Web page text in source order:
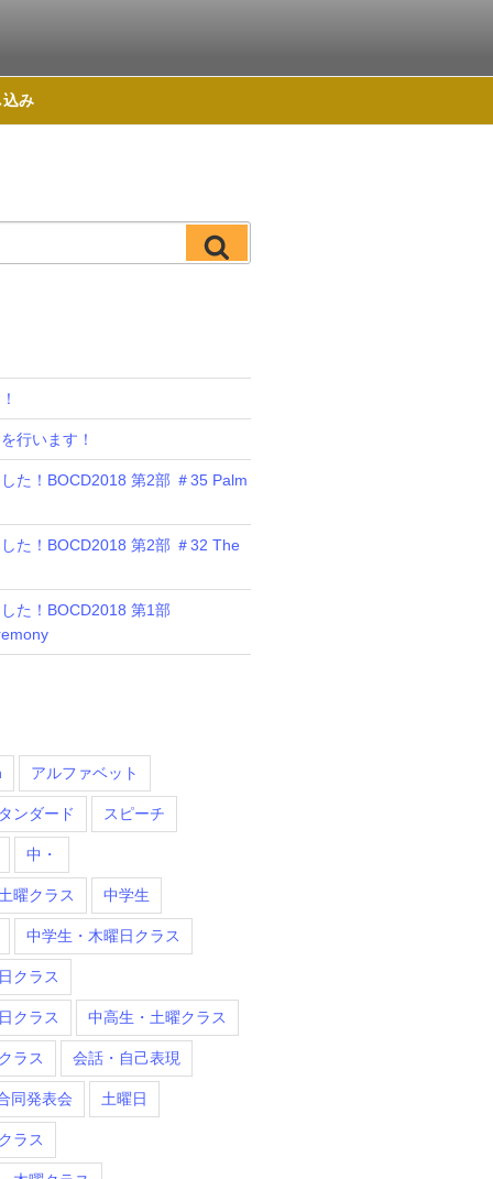
み
行います！
た！BOCD2018 第2部 ＃35 Palm
た！BOCD2018 第2部 ＃32 The
た！BOCD2018 第1部
アルファベット
ンダード スピーチ
中・
曜クラス 中学生
中学生・木曜日クラス
クラス
クラス 中高生・土曜クラス
ラス 会話・自己表現
同発表会 土曜日
ラス